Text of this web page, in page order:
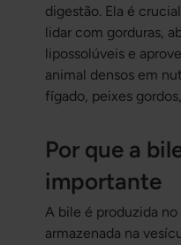
digestão. Ela é
lidar com gorduras,
lipossolúveis e
animal densos em
fígado, peixes
Por que a
importante
A bile é produzida
armazenada na